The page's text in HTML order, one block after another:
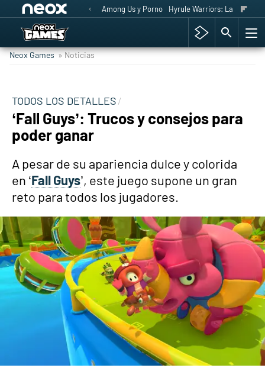
Among Us y Porno Hyrule Warriors: La Era del
Neox Games » Noticias
TODOS LOS DETALLES
‘Fall Guys’: Trucos y consejos para
poder ganar
A pesar de su apariencia dulce y colorida
en ‘Fall Guys’, este juego supone un gran
reto para todos los jugadores.